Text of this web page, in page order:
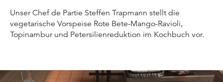
Unser Chef de Partie Steffen Trapmann stellt die
vegetarische Vorspeise Rote Bete-Mango-Ravioli,
Topinambur und Petersilienreduktion im Kochbuch vor.